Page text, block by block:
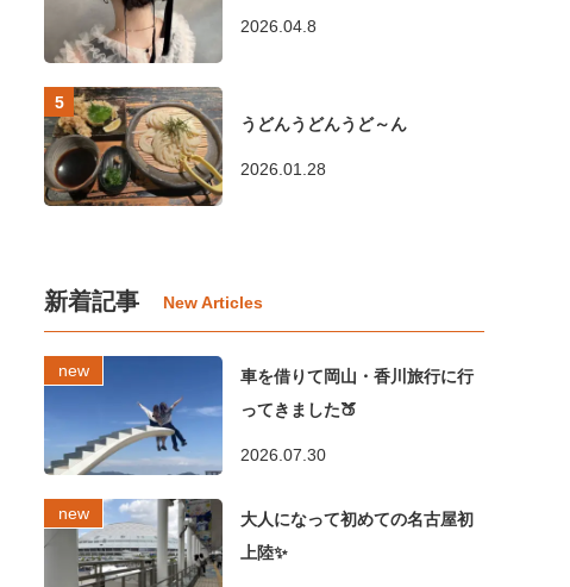
2026.04.8
うどんうどんうど～ん
2026.01.28
新着記事
車を借りて岡山・香川旅行に行
ってきました🍑
2026.07.30
大人になって初めての名古屋初
上陸✨